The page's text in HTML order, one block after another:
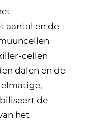
aantal en de
cellen
dalen en de
de
het